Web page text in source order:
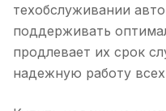
техобслуживании
поддерживать
продлевает их срок
надежную работу